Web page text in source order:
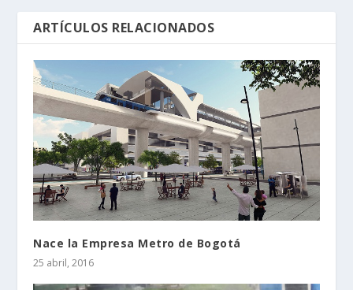
ARTÍCULOS RELACIONADOS
Nace la Empresa Metro de Bogotá
25 abril, 2016